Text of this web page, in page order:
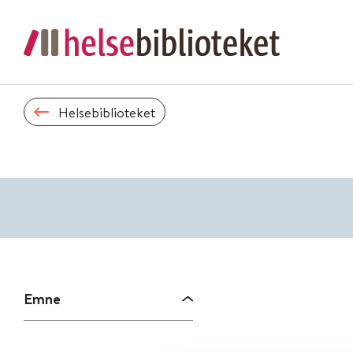
Helsebiblioteket
Emne